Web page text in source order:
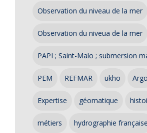
Observation du niveau de la mer
Observation du niveua de la mer
PAPI ; Saint-Malo ; submersion
PEM REFMAR ukho Argo
Expertise géomatique
métiers hydrographie française